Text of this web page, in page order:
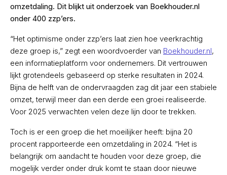
omzetdaling. Dit blijkt uit onderzoek van Boekhouder.nl
onder 400 zzp’ers.
“Het optimisme onder zzp’ers laat zien hoe veerkrachtig
deze groep is,” zegt een woordvoerder van Boekhouder.nl,
een informatieplatform voor ondernemers. Dit vertrouwen
lijkt grotendeels gebaseerd op sterke resultaten in 2024.
Bijna de helft van de ondervraagden zag dit jaar een stabiele
omzet, terwijl meer dan een derde een groei realiseerde.
Voor 2025 verwachten velen deze lijn door te trekken.
Toch is er een groep die het moeilijker heeft: bijna 20
procent rapporteerde een omzetdaling in 2024. “Het is
belangrijk om aandacht te houden voor deze groep, die
mogelijk verder onder druk komt te staan door nieuwe